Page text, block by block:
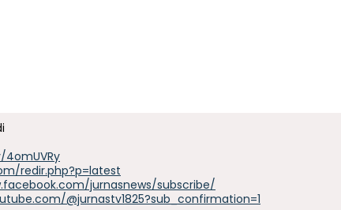
redir.php?p=latest
jurnasnews/subscribe/
@jurnastv1825?sub_confirmation=1